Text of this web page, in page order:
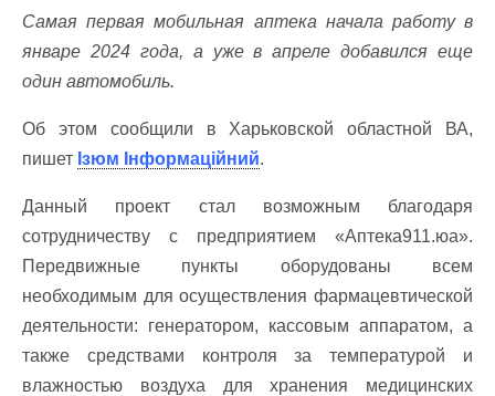
Самая первая мобильная аптека начала работу в
январе 2024 года, а уже в апреле добавился еще
один автомобиль.
Об этом сообщили в Харьковской областной ВА,
пишет Ізюм Інформаційний.
Данный проект стал возможным благодаря
сотрудничеству с предприятием «Аптека911.юа».
Передвижные пункты оборудованы всем
необходимым для осуществления фармацевтической
деятельности: генератором, кассовым аппаратом, а
также средствами контроля за температурой и
влажностью воздуха для хранения медицинских